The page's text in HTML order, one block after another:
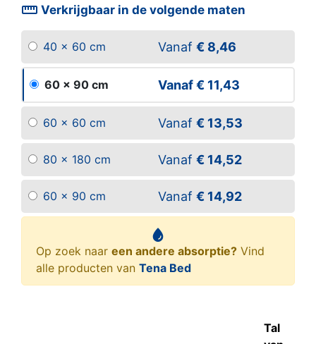
straighten Verkrijgbaar in de volgende maten
40 x 60 cm Vanaf € 8,46
60 x 90 cm Vanaf€ 11,43
60 x 60 cm Vanaf € 13,53
80 x 180 cm Vanaf € 14,52
60 x 90 cm Vanaf € 14,92
Op zoek naar een andere absorptie? Vind
alle producten van Tena Bed
Tal